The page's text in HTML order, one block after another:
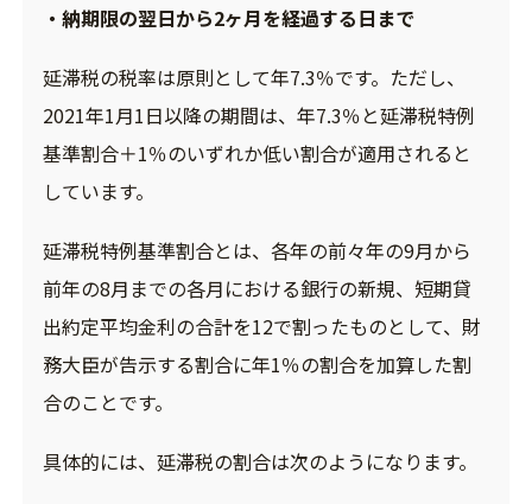
・納期限の翌日から2ヶ月を経過する日まで
延滞税の税率は原則として年7.3％です。ただし、
2021年1月1日以降の期間は、年7.3％と延滞税特例
基準割合＋1％のいずれか低い割合が適用されると
しています。
延滞税特例基準割合とは、各年の前々年の9月から
前年の8月までの各月における銀行の新規、短期貸
出約定平均金利の合計を12で割ったものとして、財
務大臣が告示する割合に年1％の割合を加算した割
合のことです。
具体的には、延滞税の割合は次のようになります。